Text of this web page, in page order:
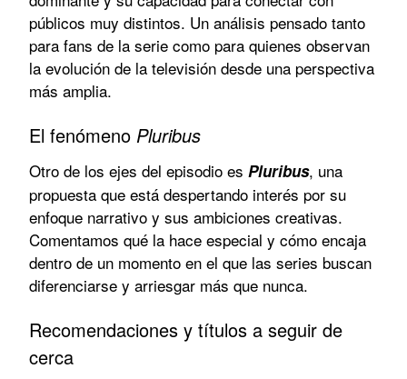
públicos muy distintos. Un análisis pensado tanto
para fans de la serie como para quienes observan
la evolución de la televisión desde una perspectiva
más amplia.
El fenómeno Pluribus
Otro de los ejes del episodio es Pluribus, una
propuesta que está despertando interés por su
enfoque narrativo y sus ambiciones creativas.
Comentamos qué la hace especial y cómo encaja
dentro de un momento en el que las series buscan
diferenciarse y arriesgar más que nunca.
Recomendaciones y títulos a seguir de
cerca